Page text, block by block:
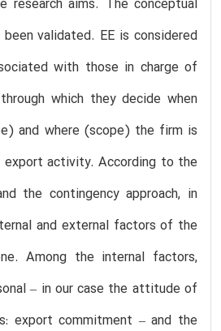
research aims. The conceptual
validated. EE is considered
with those in charge of
which they decide when
and where (scope) the firm is
activity. According to the
the contingency approach, in
and external factors of the
Among the internal factors,
– in our case the attitude of
export commitment – and the